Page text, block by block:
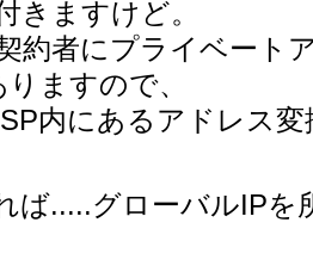
きますけど。
約者にプライベート
ますので、
内にあるアドレス
ば.....グローバルIPを